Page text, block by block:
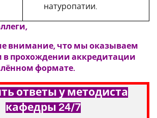
натуропатии.
внимание, что мы оказываем
в прохождении аккредитации
формате.
ответы у методиста
кафедры 24/7